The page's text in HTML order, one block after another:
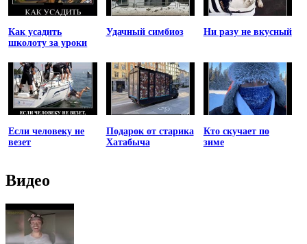
Как усадить
школоту за уроки
Удачный симбиоз Ни разу не вкусный
Если человеку не
везет
Подарок от старика
Хатабыча
Кто скучает по
зиме
Видео